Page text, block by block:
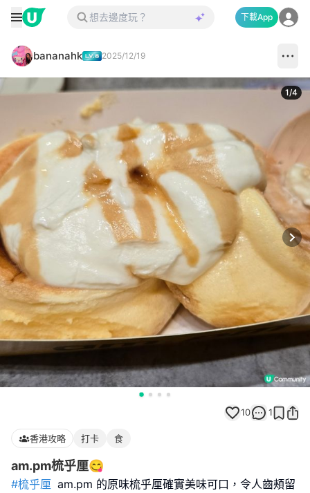
下載App
bananahk 2025/12/19
1/4
10 1
香港攻略 打卡 食
am.pm梳乎厘😋
#梳乎厘 am.pm 的原味梳乎厘確實美味可口，令人齒頰留